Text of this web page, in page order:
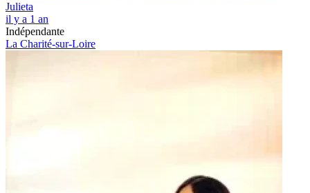
Julieta
il y a 1 an
Indépendante
La Charité-sur-Loire